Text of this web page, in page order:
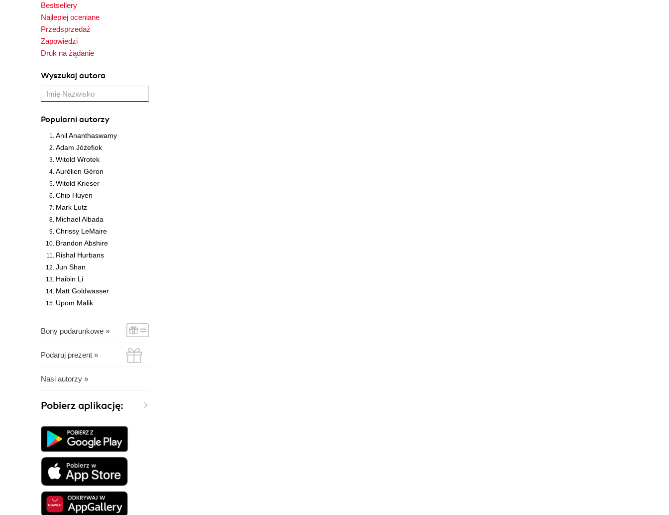
Bestsellery
Najlepiej oceniane
Przedsprzedaż
Zapowiedzi
Druk na żądanie
Wyszukaj autora
Popularni autorzy
Anil Ananthaswamy
Adam Józefiok
Witold Wrotek
Aurélien Géron
Witold Krieser
Chip Huyen
Mark Lutz
Michael Albada
Chrissy LeMaire
Brandon Abshire
Rishal Hurbans
Jun Shan
Haibin Li
Matt Goldwasser
Upom Malik
Bony podarunkowe »
Podaruj prezent »
Nasi autorzy »
Pobierz aplikację: